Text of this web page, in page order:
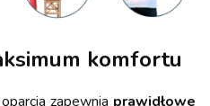
komfortu
zapewnia prawidłowe